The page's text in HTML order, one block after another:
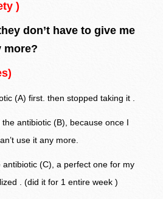
)
don’t have to give me
more?
(A) first. then stopped taking it .
antibiotic (B), because once I
use it any more.
(C), a perfect one for my
. (did it for 1 entire week )